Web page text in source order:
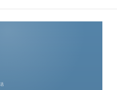
誠的啟蒙老師。而在同一片土地
。一個專注於香草種植與精油調
下的就是把兩種手藝放在一起 ——
為什麼是紅烏龍？先認識這支台灣
，得先理解紅烏龍。紅烏龍是誕生